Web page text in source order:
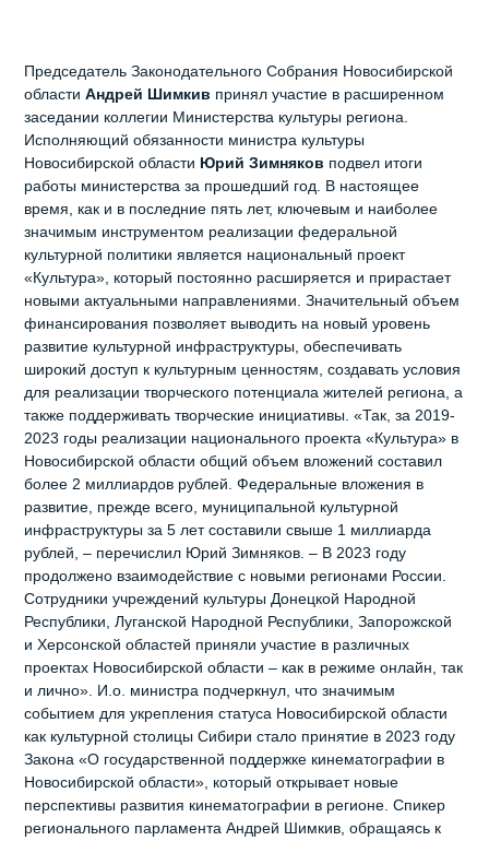
Председатель Законодательного Собрания Новосибирской
областиАндрей Шимкив принял участие в расширенном
заседании коллегии Министерства культуры региона.
Исполняющий обязанности министра культуры
Новосибирской области Юрий Зимняков подвел итоги
работы министерства за прошедший год. В настоящее
время, как и в последние пять лет, ключевым и наиболее
значимым инструментом реализации федеральной
культурной политики является национальный проект
«Культура», который постоянно расширяется и прирастает
новыми актуальными направлениями. Значительный объем
финансирования позволяет выводить на новый уровень
развитие культурной инфраструктуры, обеспечивать
широкий доступ к культурным ценностям, создавать условия
для реализации творческого потенциала жителей региона, а
также поддерживать творческие инициативы. «Так, за 2019-
2023 годы реализации национального проекта «Культура» в
Новосибирской области общий объем вложений составил
более 2 миллиардов рублей. Федеральные вложения в
развитие, прежде всего, муниципальной культурной
инфраструктуры за 5 лет составили свыше 1 миллиарда
рублей, – перечислил Юрий Зимняков. – В 2023 году
продолжено взаимодействие с новыми регионами России.
Сотрудники учреждений культуры Донецкой Народной
Республики, Луганской Народной Республики, Запорожской
и Херсонской областей приняли участие в различных
проектах Новосибирской области – как в режиме онлайн, так
и лично». И.о. министра подчеркнул, что значимым
событием для укрепления статуса Новосибирской области
как культурной столицы Сибири стало принятие в 2023 году
Закона «О государственной поддержке кинематографии в
Новосибирской области», который открывает новые
перспективы развития кинематографии в регионе. Спикер
регионального парламента Андрей Шимкив, обращаясь к